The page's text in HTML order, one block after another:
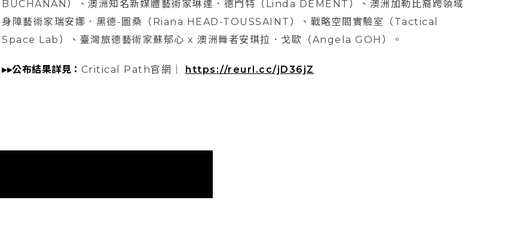
BUCHANAN）、澳洲知名新媒體藝術家琳達．德門特（Linda DEMENT）、澳洲加勒比裔跨領域
身障藝術家瑞安娜．黑德-圖桑（Riana HEAD-TOUSSAINT）、戰略空間實驗室（Tactical
Space Lab）、臺灣旅德藝術家蘇郁心 x 澳洲舞者安琪拉．戈歐（Angela GOH）。
▸▸公布結果詳見： Critical Path官網｜ https://reurl.cc/jD36jZ